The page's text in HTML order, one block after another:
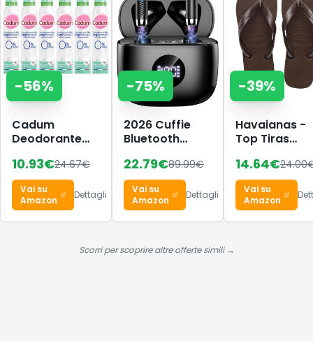
-56%
Cadum
Deodorante
Argil'Protect
Freschezza
Cotone,
Confezione da
6 x 200 ml
10.93€24.67€
Vai su
Amazon
Dettagli
-75%
2026 Cuffie
Bluetooth
Bluetooth 5.4,
HiFi Stereo
Cuffie Wireless
22.79€89.99€
Vai su
Amazon
Dettagli
-39%
Havaianas -
Top Tiras
Infradito
14.64€24.00
Vai su
Amazon
Scorri per scoprire altre offerte simili →